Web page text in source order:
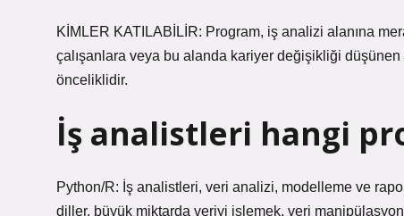
KİMLER KATILABİLİR: Program, iş analizi alanına
çalışanlara veya bu alanda kariyer değişikliği düşünen
önceliklidir.
İş analistleri hangi
Python/R: İş analistleri, veri analizi, modelleme ve
diller, büyük miktarda veriyi işlemek, veri